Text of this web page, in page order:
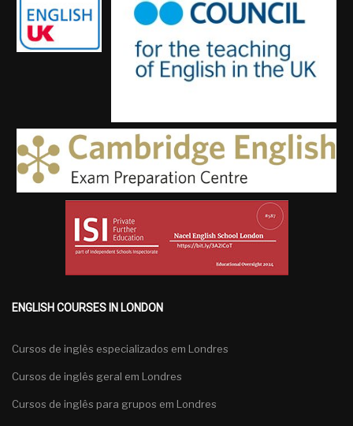
ENGLISH COURSES IN LONDON
Cursos de inglês especializados em Londres
Cursos de inglês geral em Londres
Cursos de inglês para grupos em Londres